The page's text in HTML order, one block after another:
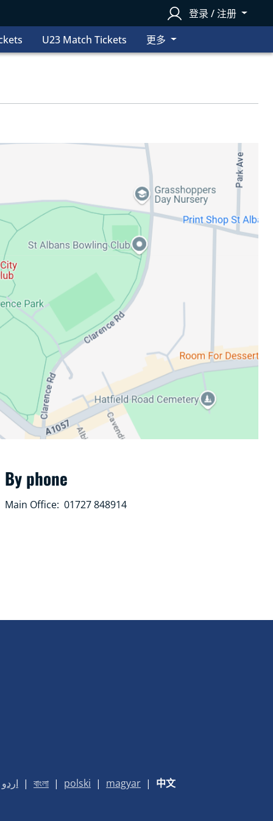
登录 / 注册
U23 Match Tickets 更多
By phone
Main Office: 01727 848914
اردو | বাংলা | polski | magyar | 中文